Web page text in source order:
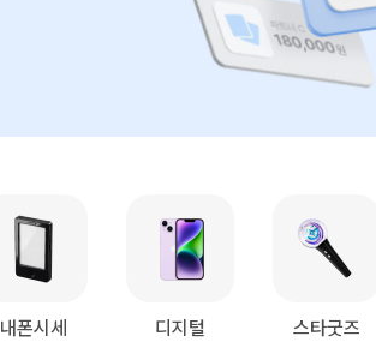
내폰시세 디지털 스타굿즈